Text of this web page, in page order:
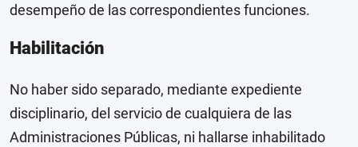
desempeño de las correspondientes funciones.
Habilitación
No haber sido separado, mediante expediente
disciplinario, del servicio de cualquiera de las
Administraciones Públicas, ni hallarse inhabilitado